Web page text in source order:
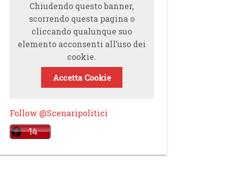
Chiudendo questo banner,
scorrendo questa pagina o
cliccando qualunque suo
elemento acconsenti all’uso dei
cookie.
Accetta Cookie
Follow @Scenaripolitici